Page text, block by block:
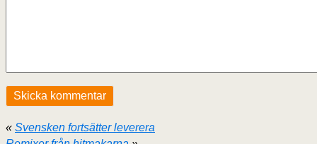
« Svensken fortsätter leverera